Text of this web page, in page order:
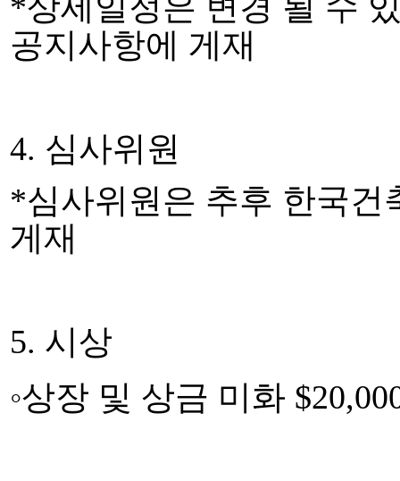
공지사항에 게재
4. 심사위원
*심사위원은 추후 한국
게재
5. 시상
◦상장 및 상금 미화